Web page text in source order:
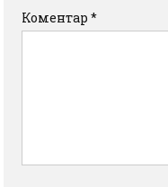
Коментар*